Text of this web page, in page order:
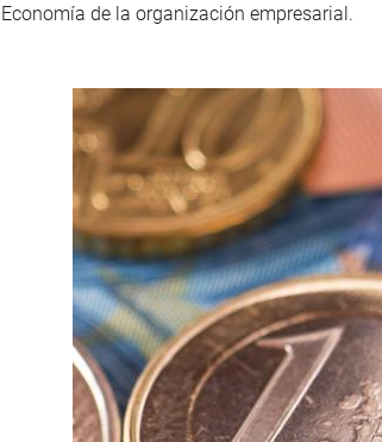
Economía de la organización empresarial.